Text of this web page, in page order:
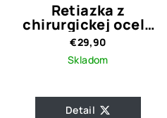
Retiazka z
chirurgickej ocele
SIX FLOWERS
€29,90
Skladom
Detail